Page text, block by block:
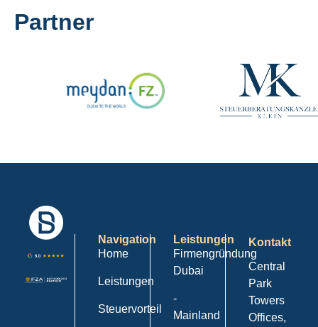
Partner
Navigation
Home
Leistungen
Steuervorteil
Leistungen
Firmengründung
Dubai
-
Mainland
Kontakt
Central
Park
Towers
Offices,